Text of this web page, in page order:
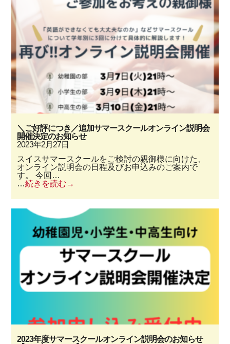
＼ご好評につき／追加サマースクールオンライン説明会
開催決定のお知らせ
2023年2月27日
スイスサマースクールをご検討の親御様に向けた、
オンライン説明会の日程及びお申込みのご案内で
す。 今回…
…続きを読む
2023年度サマースクールオンライン説明会のお知らせ